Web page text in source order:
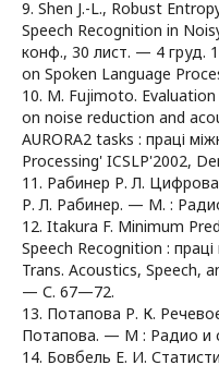
9. Shen J.-L., Robust
Speech Recognition in
конф., 30 лист. — 4 груд.
on Spoken Language
10. M. Fujimoto.
on noise reduction and
AURORA2 tasks : праці
Processing' ICSLP'2002,
11. Рабинер Р. Л.
Р. Л. Рабинер. — М. :
12. Itakura F. Minimum
Speech Recognition :
Trans. Acoustics, Speech,
— С. 67—72.
13. Потапова Р. К.
Потапова. — М : Радио и
14. Бовбель Е. И.